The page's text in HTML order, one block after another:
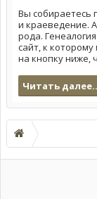
Вы собираетесь
и краеведение.
рода.
сайт, к
на кнопку ниже,
Читать